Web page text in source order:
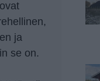
ja
se on.